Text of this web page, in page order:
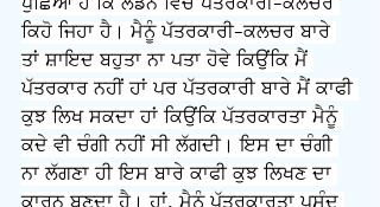
ਪੁੱਛਿਆ ਹੈ ਕਿ ਲੰਡਨ ਵਿੱਚ ਪੱਤਰਕਾਰੀ-ਕਲਚਰ
ਕਿਹੋ ਜਿਹਾ ਹੈ। ਮੈਨੂੰ ਪੱਤਰਕਾਰੀ-ਕਲਚਰ ਬਾਰੇ
ਤਾਂ ਸ਼ਾਇਦ ਬਹੁਤਾ ਨਾ ਪਤਾ ਹੋਵੇ ਕਿਉਂਕਿ ਮੈਂ
ਪੱਤਰਕਾਰ ਨਹੀਂ ਹਾਂ ਪਰ ਪੱਤਰਕਾਰੀ ਬਾਰੇ ਮੈਂ ਕਾਫੀ
ਕੁਝ ਲਿਖ ਸਕਦਾ ਹਾਂ ਕਿਉਂਕਿ ਪੱਤਰਕਾਰਤਾ ਮੈਨੂੰ
ਕਦੇ ਵੀ ਚੰਗੀ ਨਹੀਂ ਸੀ ਲੱਗਦੀ। ਇਸ ਦਾ ਚੰਗੀ
ਨਾ ਲੱਗਣਾ ਹੀ ਇਸ ਬਾਰੇ ਕਾਫੀ ਕੁਝ ਲਿਖਣ ਦਾ